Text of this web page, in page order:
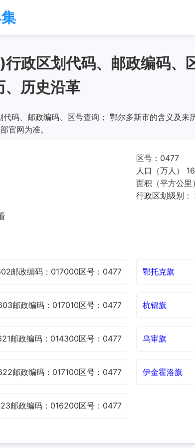
政区划代码、邮政编码、
、历史沿革
码、邮政编码、区号查询； 鄂尔多斯市的含义及来
官网为准。
区号：0477
人口（万人）
面积（平方公里
行政区划级别：
邮政编码：017000区号：0477
邮政编码：017010区号：0477
邮政编码：014300区号：0477
邮政编码：017100区号：0477
邮政编码：016200区号：0477
鄂托克旗
杭锦旗
乌审旗
伊金霍洛旗